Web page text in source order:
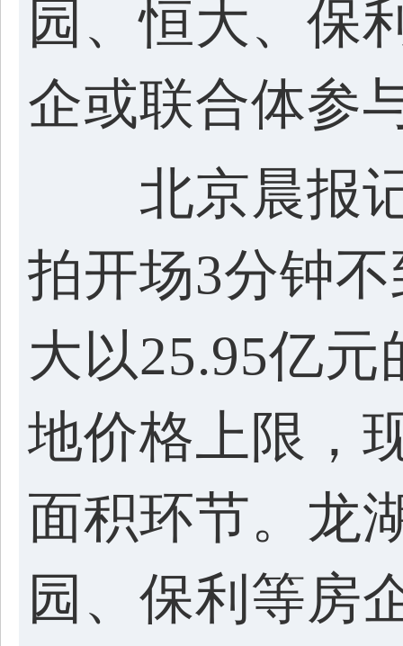
园、恒大、保
企或联合体参
北京晨报记
拍开场3分钟
大以25.95亿
地价格上限，
面积环节。龙
园、保利等房